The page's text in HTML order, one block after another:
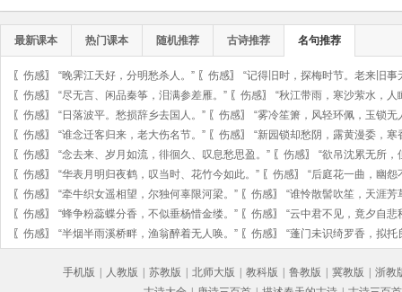
最新课本 热门课本 随机推荐 古诗推荐 名句推荐
〖 伤感〗 “晚霁江天好，分明愁杀人。” 〖 伤感〗 “记得旧时，探梅时节。老来旧事
〖 伤感〗 “尽无言、闲品秦筝，泪满参差雁。” 〖 伤感〗 “秋江带雨，寒沙萦水，人
〖 伤感〗 “日落波平。愁损辞乡去国人。” 〖 伤感〗 “雾冷笙箫，风轻环佩，玉锁无
〖 伤感〗 “谁念迁客归来，老大伤名节。” 〖 伤感〗 “新园锁却愁阴，露黄漫委，寒
〖 伤感〗 “念去来、岁月如流，徘徊久、叹息愁思盈。” 〖 伤感〗 “欲吊沈累无所，
〖 伤感〗 “华表月明归夜鹤，叹当时、花竹今如此。” 〖 伤感〗 “后庭花一曲，幽怨
〖 伤感〗 “牵牛织女遥相望，尔独何辜限河梁。” 〖 伤感〗 “谁怜散髻吹笙，天涯芳
〖 伤感〗 “蜂争粉蕊蝶分香，不似垂杨惜金缕。” 〖 伤感〗 “云中君不见，竟夕自悲
〖 伤感〗 “半烟半雨溪桥畔，渔翁醉着无人唤。” 〖 伤感〗 “蓬门未识绮罗香，拟托
手机版 人教版 苏教版 北师大版 教科版 鲁教版 冀教版
浙教